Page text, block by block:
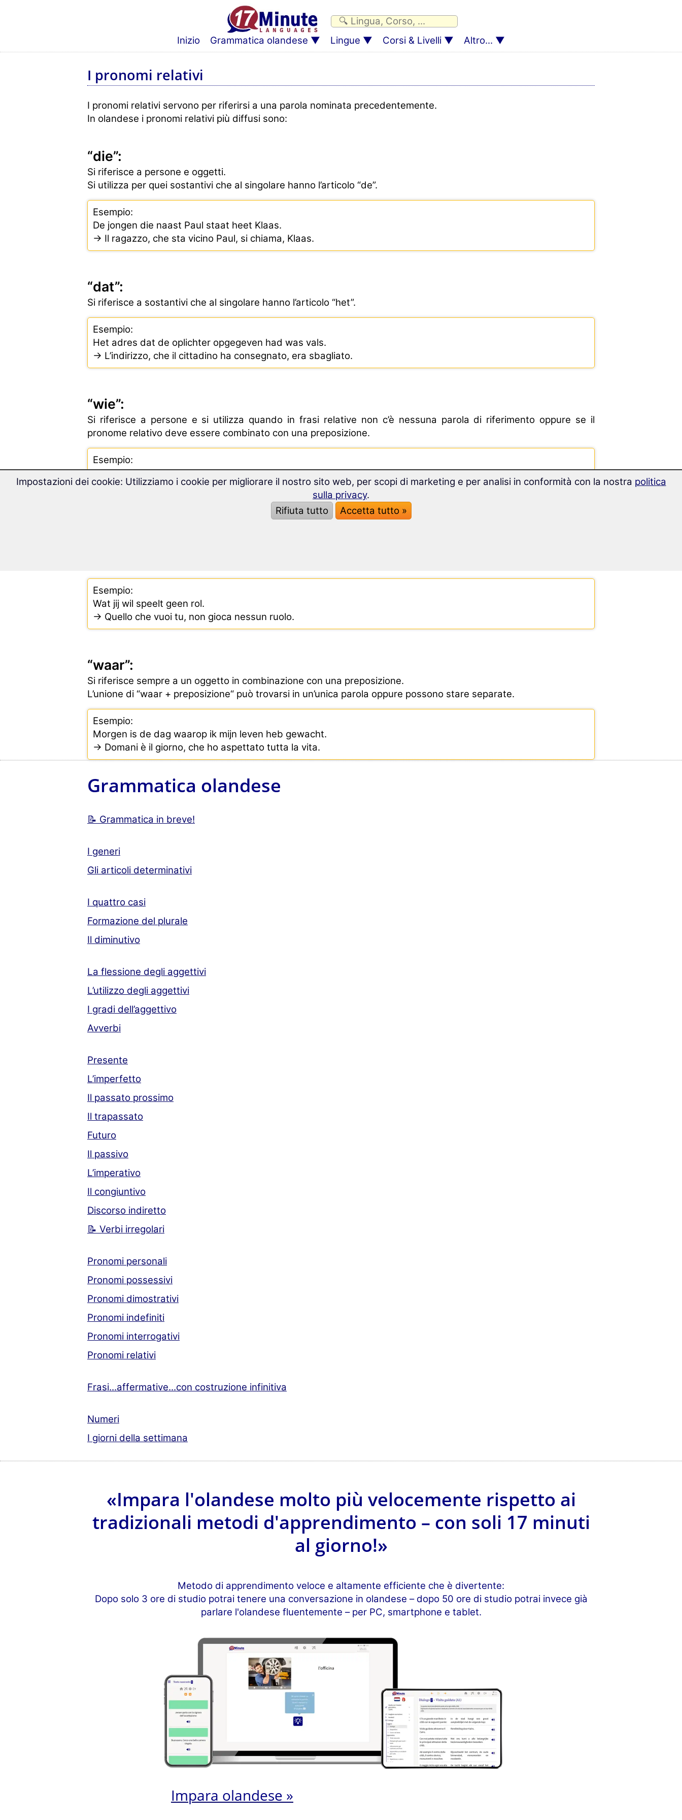
Inizio Grammatica olandese Lingue Corsi & Livelli Altro...
I pronomi relativi
I pronomi relativi servono per riferirsi a una parola nominata precedentemente.
In olandese i pronomi relativi più diffusi sono:
“die”:
Si riferisce a persone e oggetti.
Si utilizza per quei sostantivi che al singolare hanno l’articolo “de”.
Esempio:
De jongen die naast Paul staat heet Klaas.
→ Il ragazzo, che sta vicino Paul, si chiama, Klaas.
“dat”:
Si riferisce a sostantivi che al singolare hanno l’articolo “het”.
Esempio:
Het adres dat de oplichter opgegeven had was vals.
→ L’indirizzo, che il cittadino ha consegnato, era sbagliato.
“wie”:
Si riferisce a persone e si utilizza quando in frasi relative non c’è nessuna parola di riferimento oppure se il
pronome relativo deve essere combinato con una preposizione.
Esempio:
Wie graag wil kan nu naar huis gaan.
→ Chi desidera, può andare a casa.
Esempio:
Wat jij wil speelt geen rol.
→ Quello che vuoi tu, non gioca nessun ruolo.
“waar”:
Si riferisce sempre a un oggetto in combinazione con una preposizione.
L’unione di “waar + preposizione“ può trovarsi in un’unica parola oppure possono stare separate.
Esempio:
Morgen is de dag waarop ik mijn leven heb gewacht.
→ Domani è il giorno, che ho aspettato tutta la vita.
Grammatica olandese
📝 Grammatica in breve!
I generi
Gli articoli determinativi
I quattro casi
Formazione del plurale
Il diminutivo
La flessione degli aggettivi
L’utilizzo degli aggettivi
I gradi dell’aggettivo
Avverbi
Presente
L’imperfetto
Il passato prossimo
Il trapassato
Futuro
Il passivo
L’imperativo
Il congiuntivo
Discorso indiretto
📝 Verbi irregolari
Pronomi personali
Pronomi possessivi
Pronomi dimostrativi
Pronomi indefiniti
Pronomi interrogativi
Pronomi relativi
Frasi...affermative...con costruzione infinitiva
Numeri
I giorni della settimana
«Impara l'olandese molto più velocemente rispetto ai
tradizionali metodi d'apprendimento – con soli 17 minuti
al giorno!»
Metodo di apprendimento veloce e altamente efficiente che è divertente:
Dopo solo 3 ore di studio potrai tenere una conversazione in olandese – dopo 50 ore di studio potrai invece già
parlare l'olandese fluentemente – per PC, smartphone e tablet.
Impara olandese »
Impostazioni dei cookie: Utilizziamo i cookie per migliorare il nostro sito web, per scopi di marketing e per analisi in conformità con la nostra politica
sulla privacy.
Rifiuta tutto
Accetta tutto »